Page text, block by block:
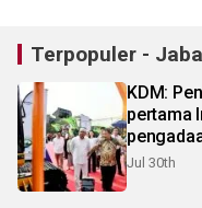
Terpopuler -
KDM:
pertama
Jul 30th